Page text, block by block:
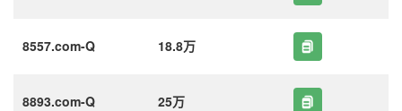
8557.com-Q 18.8万
8893.com-Q 25万